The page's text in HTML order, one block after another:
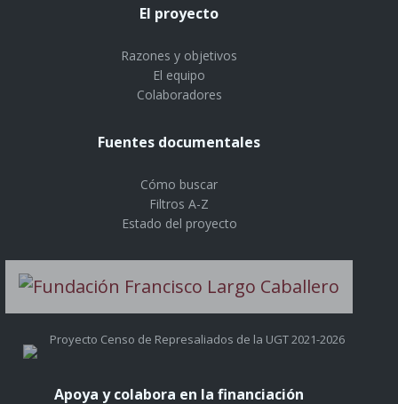
El proyecto
Razones y objetivos
El equipo
Colaboradores
Fuentes documentales
Cómo buscar
Filtros A-Z
Estado del proyecto
Proyecto Censo de Represaliados de la UGT 2021-2026
Apoya y colabora en la financiación